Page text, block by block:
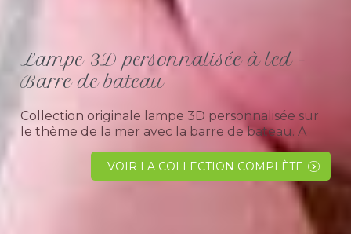
Lampe 3D personnalisée à led -
Barre de bateau
Collection originale lampe 3D personnalisée sur
le thème de la mer avec la barre de bateau. A
découvrir absolument pour offrir à l' occasion d'
un anniversaire ou pour noël.Si vous souhaitez
trouvez un cadeau...
VOIR LA COLLECTION COMPLÈTE